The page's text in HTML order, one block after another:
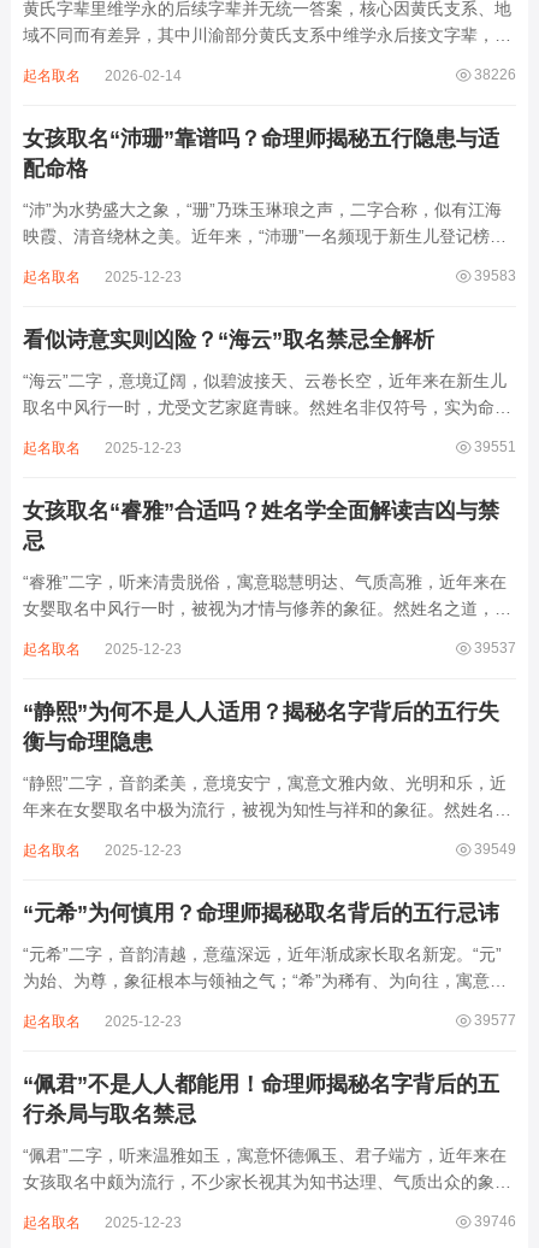
黄氏字辈里维学永的后续字辈并无统一答案，核心因黄氏支系、地
域不同而有差异，其中川渝部分黄氏支系中维学永后接文字辈，完
某支系的续修字辈，在安岳、岳池一带的黄氏族谱里能明确查到，
38226
起名取名 2026-02-14
女孩取名“沛珊”靠谱吗？命理师揭秘五行隐患与适
配命格
“沛”为水势盛大之象，“珊”乃珠玉琳琅之声，二字合称，似有江海
映霞、清音绕林之美。近年来，“沛珊”一名频现于新生儿登记榜
雅符号，实为命理五行流转之枢纽。一字之选，关乎气场平衡。沛
39583
起名取名 2025-12-23
看似诗意实则凶险？“海云”取名禁忌全解析
“海云”二字，意境辽阔，似碧波接天、云卷长空，近年来在新生儿
取名中风行一时，尤受文艺家庭青睐。然姓名非仅符号，实为命局
滔天，木浮无根，阴气过重，易致意志不坚、事业漂泊、健康受
39551
起名取名 2025-12-23
女孩取名“睿雅”合适吗？姓名学全面解读吉凶与禁
忌
“睿雅”二字，听来清贵脱俗，寓意聪慧明达、气质高雅，近年来在
女婴取名中风行一时，被视为才情与修养的象征。然姓名之道，贵
增心力。细察“睿雅”之局，实藏金水成势、火土受制之患，若不顾
39537
起名取名 2025-12-23
“静熙”为何不是人人适用？揭秘名字背后的五行失
衡与命理隐患
“静熙”二字，音韵柔美，意境安宁，寓意文雅内敛、光明和乐，近
年来在女婴取名中极为流行，被视为知性与祥和的象征。然姓名命
象，实藏金水偏寒、火气受制之弊，若不顾八字强弱，盲目套用，
39549
起名取名 2025-12-23
“元希”为何慎用？命理师揭秘取名背后的五行忌讳
“元希”二字，音韵清越，意蕴深远，近年渐成家长取名新宠。“元”
为始、为尊，象征根本与领袖之气；“希”为稀有、为向往，寓意卓
象。然姓名非止文雅，实为命理气场之枢纽。一字之选，关乎运途
39577
起名取名 2025-12-23
“佩君”不是人人都能用！命理师揭秘名字背后的五
行杀局与取名禁忌
“佩君”二字，听来温雅如玉，寓意怀德佩玉、君子端方，近年来在
女孩取名中颇为流行，不少家长视其为知书达理、气质出众的象
察“佩君”之象，实藏金气过旺、木土受制之局，若不顾命主五行强
39746
起名取名 2025-12-23